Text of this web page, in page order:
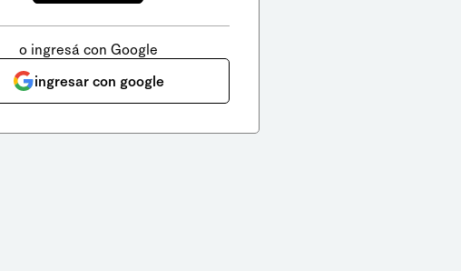
o ingresá con Google
ingresar con google